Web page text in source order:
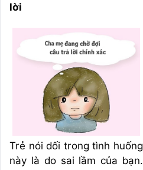
lời
Trẻ nói dối trong tình huống
này là do sai lầm của bạn.